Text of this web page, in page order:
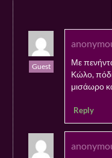
Guest
Με
Κώλο,
μισάωρο
Reply